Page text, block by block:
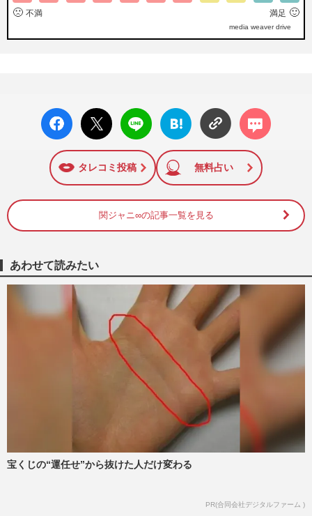
🙁 不満 満足 🙂
media weaver drive
facebo
ok い
X ポス
ト
LINE
はてな
ブック
に追加
コメン
ト
タレコミ投稿 無料占い
関ジャニ∞の記事一覧を見る
あわせて読みたい
宝くじの“運任せ”から抜けた人だけ変わる
PR(合同会社デジタルファーム )